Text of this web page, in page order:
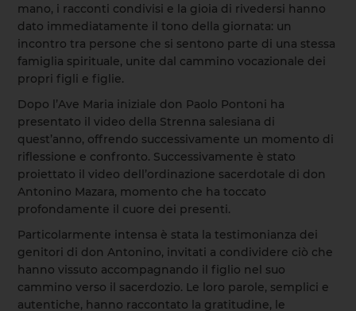
mano, i racconti condivisi e la gioia di rivedersi hanno
dato immediatamente il tono della giornata: un
incontro tra persone che si sentono parte di una stessa
famiglia spirituale, unite dal cammino vocazionale dei
propri figli e figlie.
Dopo l’Ave Maria iniziale don Paolo Pontoni ha
presentato il video della Strenna salesiana di
quest’anno, offrendo successivamente un momento di
riflessione e confronto. Successivamente è stato
proiettato il video dell’ordinazione sacerdotale di don
Antonino Mazara, momento che ha toccato
profondamente il cuore dei presenti.
Particolarmente intensa è stata la testimonianza dei
genitori di don Antonino, invitati a condividere ciò che
hanno vissuto accompagnando il figlio nel suo
cammino verso il sacerdozio. Le loro parole, semplici e
autentiche, hanno raccontato la gratitudine, le